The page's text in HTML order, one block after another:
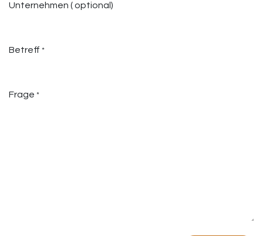
Unternehmen ( optional)
Betreff *
Frage *